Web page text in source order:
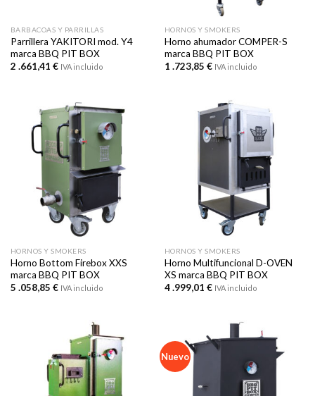
BARBACOAS Y PARRILLAS
Parrillera YAKITORI mod. Y4
marca BBQ PIT BOX
2 .661,41 € IVA incluido
HORNOS Y SMOKERS
Horno ahumador COMPER-S
marca BBQ PIT BOX
1 .723,85 € IVA incluido
HORNOS Y SMOKERS
Horno Bottom Firebox XXS
marca BBQ PIT BOX
5 .058,85 € IVA incluido
HORNOS Y SMOKERS
Horno Multifuncional D-OVEN
XS marca BBQ PIT BOX
4 .999,01 € IVA incluido
Nuevo